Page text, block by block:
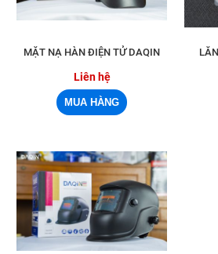
MẶT NẠ HÀN ĐIỆN TỬ DAQIN
Liên hệ